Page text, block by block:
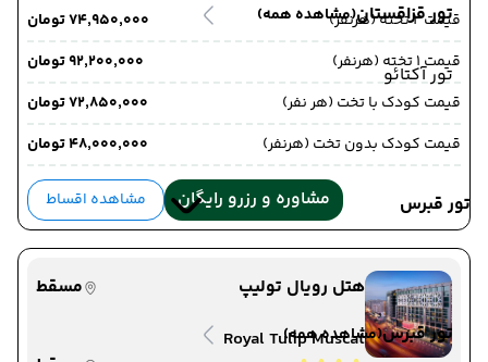
تور قزاقستان(مشاهده همه)
تور آکتائو
تور قبرس
تور قبرس(مشاهده همه)
قیمت 2 تخته (هرنفر)
۷۴٬۹۵۰٬۰۰۰ تومان
قیمت 1 تخته (هرنفر)
۹۲٬۲۰۰٬۰۰۰ تومان
قیمت کودک با تخت (هر نفر)
۷۲٬۸۵۰٬۰۰۰ تومان
قیمت کودک بدون تخت (هرنفر)
۴۸٬۰۰۰٬۰۰۰ تومان
مشاوره و رزرو رایگان مشاهده اقساط
هتل رویال تولیپ
مسقط
Royal Tulip Muscat